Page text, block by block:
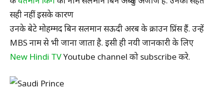
सही नहीं इसके कारण
उनके बेटे मोहम्मद बिन सलमान सऊदी अरब के क्राउन प्रिंस हैं. उन्हें
MBS नाम से भी जाना जाता है. इसी ही नयी जानकारी के लिए
New Hindi TVYoutube channel को subscribe करे.